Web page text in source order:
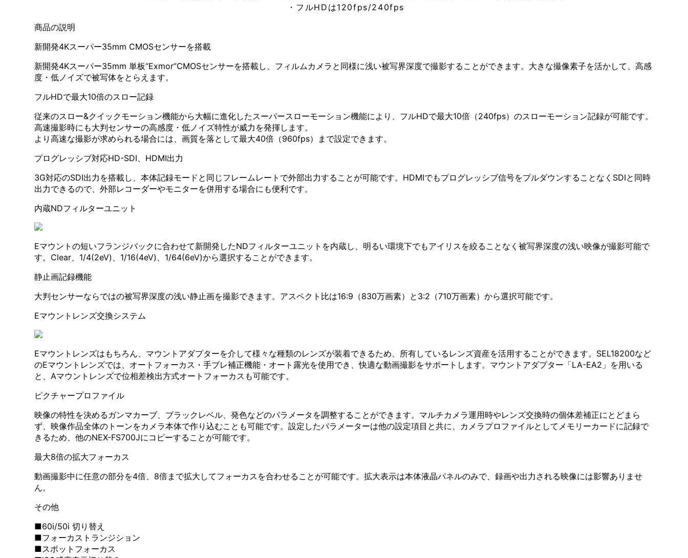
・フルHDは120fps/240fps
商品の説明
新開発4Kスーパー35mm CMOSセンサーを搭載
新開発4Kスーパー35mm 単板“Exmor”CMOSセンサーを搭載し、フィルムカメラと同様に浅い被写界深度で撮影することができます。大きな撮像素子を活かして、高感
度・低ノイズで被写体をとらえます。
フルHDで最大10倍のスロー記録
従来のスロー&クイックモーション機能から大幅に進化したスーパースローモーション機能により、フルHDで最大10倍（240fps）のスローモーション記録が可能です。
高速撮影時にも大判センサーの高感度・低ノイズ特性が威力を発揮します。
より高速な撮影が求められる場合には、画質を落として最大40倍（960fps）まで設定できます。
プログレッシブ対応HD-SDI、HDMI出力
3G対応のSDI出力を搭載し、本体記録モードと同じフレームレートで外部出力することが可能です。HDMIでもプログレッシブ信号をプルダウンすることなくSDIと同時
出力できるので、外部レコーダーやモニターを併用する場合にも便利です。
内蔵NDフィルターユニット
Eマウントの短いフランジバックに合わせて新開発したNDフィルターユニットを内蔵し、明るい環境下でもアイリスを絞ることなく被写界深度の浅い映像が撮影可能で
す。Clear、1/4(2eV)、1/16(4eV)、1/64(6eV)から選択することができます。
静止画記録機能
大判センサーならではの被写界深度の浅い静止画を撮影できます。アスペクト比は16:9（830万画素）と3:2（710万画素）から選択可能です。
Eマウントレンズ交換システム
Eマウントレンズはもちろん、マウントアダプターを介して様々な種類のレンズが装着できるため、所有しているレンズ資産を活用することができます。SEL18200など
のEマウントレンズでは、オートフォーカス・手ブレ補正機能・オート露光を使用でき、快適な動画撮影をサポートします。マウントアダプター「LA-EA2」を用いる
と、Aマウントレンズで位相差検出方式オートフォーカスも可能です。
ピクチャープロファイル
映像の特性を決めるガンマカーブ、ブラックレベル、発色などのパラメータを調整することができます。マルチカメラ運用時やレンズ交換時の個体差補正にとどまら
ず、映像作品全体のトーンをカメラ本体で作り込むことも可能です。設定したパラメーターは他の設定項目と共に、カメラプロファイルとしてメモリーカードに記録で
きるため、他のNEX-FS700Jにコピーすることが可能です。
最大8倍の拡大フォーカス
動画撮影中に任意の部分を4倍、8倍まで拡大してフォーカスを合わせることが可能です。拡大表示は本体液晶パネルのみで、録画や出力される映像には影響ありませ
ん。
その他
■60i/50i 切り替え
■フォーカストランジション
■スポットフォーカス